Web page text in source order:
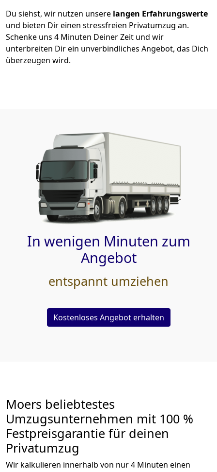
Du siehst, wir nutzen unsere langen Erfahrungswerte
und bieten Dir einen stressfreien Privatumzug an.
Schenke uns 4 Minuten Deiner Zeit und wir
unterbreiten Dir ein unverbindliches Angebot, das Dich
überzeugen wird.
In wenigen Minuten zum
Angebot
entspannt umziehen
Kostenloses Angebot erhalten
Moers beliebtestes
Umzugsunternehmen mit 100 %
Festpreisgarantie für deinen
Privatumzug
Wir kalkulieren innerhalb von nur 4 Minuten einen